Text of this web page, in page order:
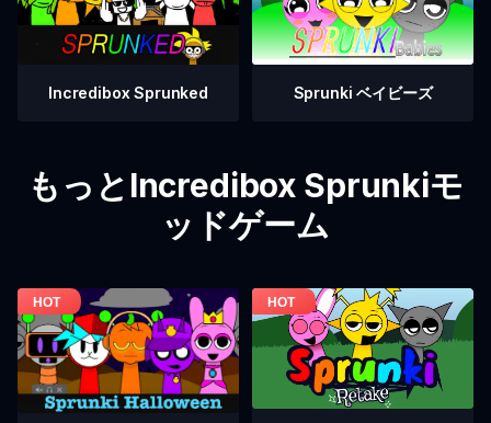
Incredibox Sprunked Sprunki ベイビーズ
もっとIncredibox Sprunkiモ
ッドゲーム